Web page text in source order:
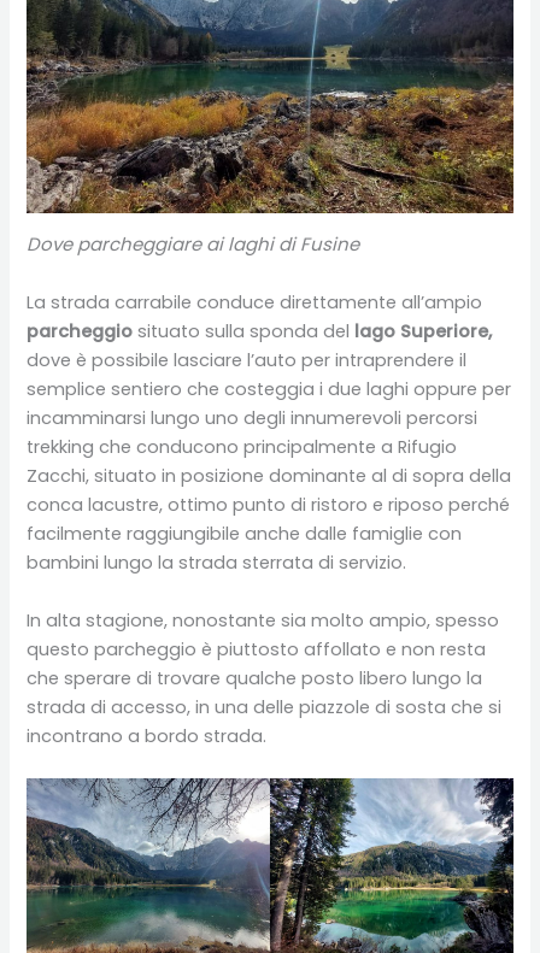
Dove parcheggiare ai laghi di Fusine
La strada carrabile conduce direttamente all’ampio
parcheggio situato sulla sponda del lago Superiore,
dove è possibile lasciare l’auto per intraprendere il
semplice sentiero che costeggia i due laghi oppure per
incamminarsi lungo uno degli innumerevoli percorsi
trekking che conducono principalmente a Rifugio
Zacchi, situato in posizione dominante al di sopra della
conca lacustre, ottimo punto di ristoro e riposo perché
facilmente raggiungibile anche dalle famiglie con
bambini lungo la strada sterrata di servizio.
In alta stagione, nonostante sia molto ampio, spesso
questo parcheggio è piuttosto affollato e non resta
che sperare di trovare qualche posto libero lungo la
strada di accesso, in una delle piazzole di sosta che si
incontrano a bordo strada.